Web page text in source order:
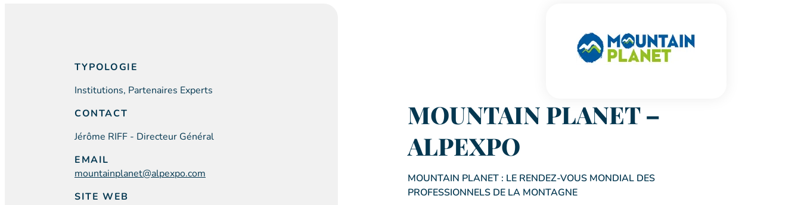
TYPOLOGIE
Institutions, Partenaires Experts
CONTACT
Jérôme RIFF - Directeur Général
EMAIL
mountainplanet@alpexpo.com
SITE WEB
MOUNTAIN PLANET –
ALPEXPO
MOUNTAIN PLANET : LE RENDEZ-VOUS MONDIAL DES
PROFESSIONNELS DE LA MONTAGNE